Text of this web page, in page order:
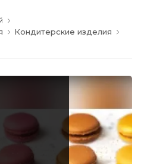
Кондитерские изделия